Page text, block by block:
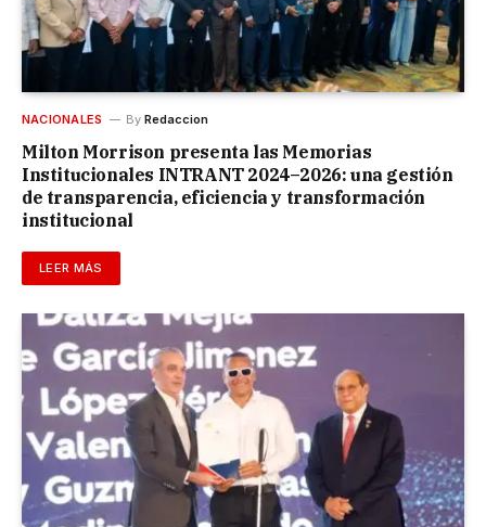
NACIONALES By Redaccion
Milton Morrison presenta las Memorias
Institucionales INTRANT 2024–2026: una gestión
de transparencia, eficiencia y transformación
institucional
LEER MÁS